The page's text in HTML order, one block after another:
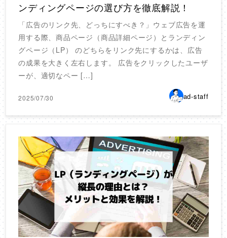
ンディングページの選び方を徹底解説！
「広告のリンク先、どっちにすべき？」ウェブ広告を運
用する際、商品ページ（商品詳細ページ）とランディン
グページ（LP） のどちらをリンク先にするかは、広告
の成果を大きく左右します。 広告をクリックしたユーザ
ーが、適切なペー […]
2025/07/30 ad-staff